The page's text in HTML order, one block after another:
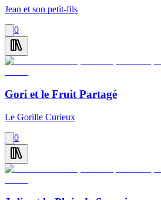
Jean et son petit-fils
0
Gori et le Fruit Partagé
Le Gorille Curieux
0